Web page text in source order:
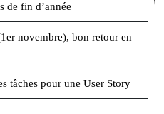
de fin d’année
novembre), bon retour en
tâches pour une User Story